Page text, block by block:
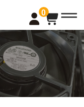
0
t
o
g
l
e
a
v
i
g
a